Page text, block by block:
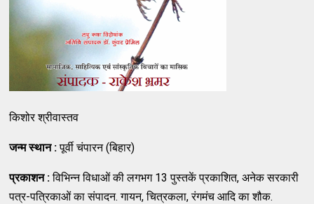
किशोर श्रीवास्तव
जन्म स्थान:पूर्वी चंपारन (बिहार)
प्रकाशन:विभिन्न विधाओं की लगभग 13 पुस्तकें प्रकाशित, अनेक सरकारी
पत्र-पत्रिकाओं का संपादन. गायन, चित्रकला, रंगमंच आदि का शौक.